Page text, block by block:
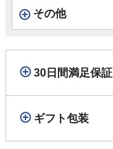
その他
30日間満足保証
ギフト包装